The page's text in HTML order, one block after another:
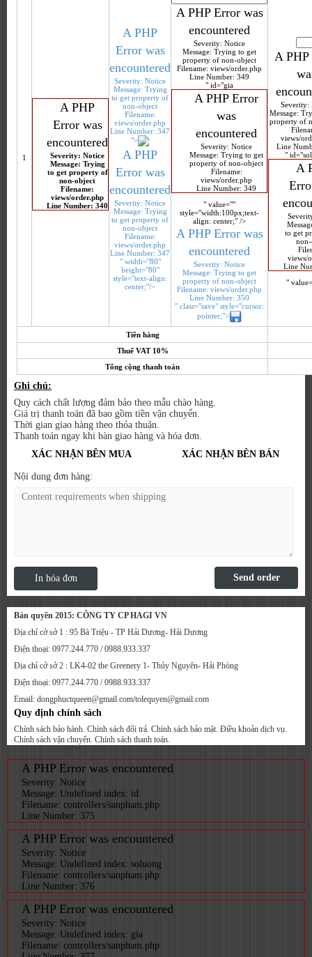
1
A PHP
Error was
encountered
Severity: Notice
Message: Trying
to get property of
non-object
Filename:
views/order.php
Line Number: 340
A PHP
Error was
encountered
Severity: Notice
Message: Trying
to get property of
non-object
Filename:
views/order.php
Line Number: 347
">
A PHP
Error was
encountered
Severity: Notice
Message: Trying
to get property of
non-object
Filename:
views/order.php
Line Number: 347
" width="80"
height="80"
style="text-align:
center;"/>
A PHP Error was
encountered
Severity: Notice
Message: Trying to get
property of non-object
Filename: views/order.php
Line Number: 349
" id="gia
A PHP Error
was
encountered
Severity: Notice
Message: Trying to get
property of non-object
Filename:
views/order.php
Line Number: 349
" value=""
style="width:100px;text-
align: center;" />
A PHP Error was
encountered
Severity: Notice
Message: Trying to get
property of non-object
Filename: views/order.php
Line Number: 350
" class="save" style="cursor:
pointer;">
A
Severity:
Message:
property of
views/
Line
"
A
to get
views/
Line
"
Tiền hàng
Thuế VAT 10%
Tổng cộng thanh toán
Ghi chú:
Quy cách chất lượng đảm bảo theo mẫu chào hàng.
Giá trị thanh toán đã bao gồm tiền vận chuyển.
Thời gian giao hàng theo thỏa thuận.
Thanh toán ngay khi bàn giao hàng và hóa đơn.
XÁC NHẬN BÊN MUA
XÁC NHẬN BÊN BÁN
Nội dung đơn hàng:
In hóa đơn
Bản quyền 2015: CÔNG TY CP HAGI VN
Địa chỉ cở sở 1 : 95 Bà Triệu - TP Hải Dương- Hải Dương
Điện thoại: 0977.244.770 / 0988.933.337
Địa chỉ cở sở 2 : LK4-02 the Greenery 1- Thủy Nguyên- Hải Phòng
Điện thoại: 0977.244.770 / 0988.933.337
Email: dongphuctqueen@gmail.com/tolequyen@gmail.com
Quy định chính sách
Chính sách bảo hành. Chính sách đổi trả. Chính sách bảo mật. Điều khoản dịch vụ.
Chính sách vận chuyển. Chính sách thanh toán.
A PHP Error was encountered
Severity: Notice
Message: Undefined index: id
Filename: controllers/sanpham.php
Line Number: 375
A PHP Error was encountered
Severity: Notice
Message: Undefined index: soluong
Filename: controllers/sanpham.php
Line Number: 376
A PHP Error was encountered
Severity: Notice
Message: Undefined index: gia
Filename: controllers/sanpham.php